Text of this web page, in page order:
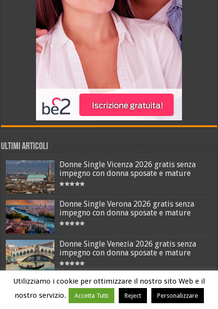
ULTIMI ARTICOLI
Donne Single Vicenza 2026 gratis senza
impegno con donna sposate e mature
Donne Single Verona 2026 gratis senza
impegno con donna sposate e mature
Donne Single Venezia 2026 gratis senza
impegno con donna sposate e mature
Donne Single Treviso 2026 gratis senza
impegno con donna sposate e mature
Utilizziamo i cookie per ottimizzare il nostro sito Web e il
nostro servizio.
Accetta Tutti Reject Personalizzare